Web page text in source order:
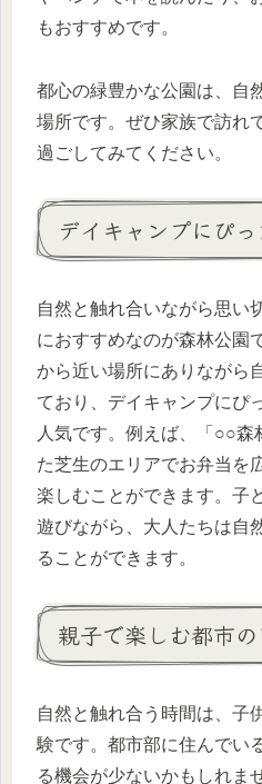
もおすすめです。
都心の緑豊かな公園は、自
場所です。ぜひ家族で訪れ
過ごしてみてください。
デイキャンプにぴ
自然と触れ合いながら思い
におすすめなのが森林公園
から近い場所にありながら
ており、デイキャンプにぴ
人気です。例えば、「○○森
た芝生のエリアでお弁当を
楽しむことができます。子
遊びながら、大人たちは自
ることができます。
親子で楽しむ都市
自然と触れ合う時間は、子
験です。都市部に住んでい
る機会が少ないかもしれま